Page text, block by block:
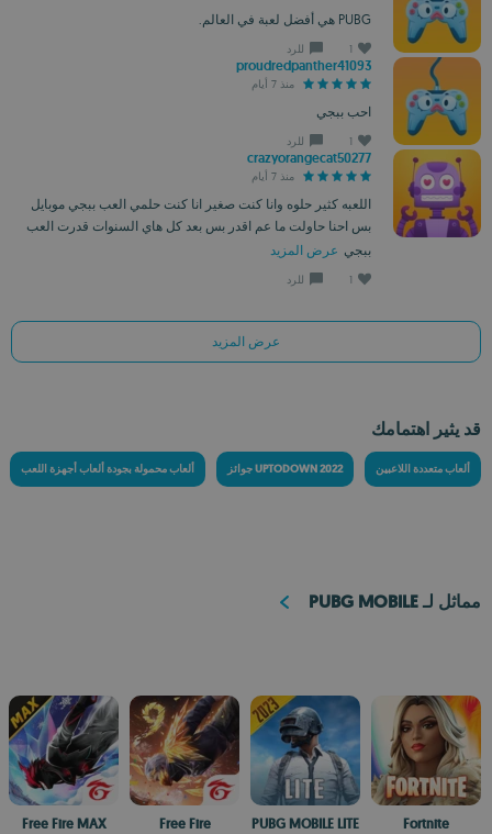
PUBG هي أفضل لعبة في العالم.
1 للرد
proudredpanther41093
منذ 7 أيام
احب ببجي
1 للرد
crazyorangecat50277
منذ 7 أيام
اللعبه كثير حلوه وانا كنت صغير انا كنت حلمي العب ببجي موبايل
بس احنا حاولت ما عم اقدر بس بعد كل هاي السنوات قدرت العب
ببجي عرض المزيد
1 للرد
عرض المزيد
قد يثير اهتمامك
ألعاب متعددة اللاعبين جوائز UPTODOWN 2022 ألعاب محمولة بجودة ألعاب أجهزة اللعب
مماثل لـ PUBG MOBILE
Fortnite
PUBG MOBILE LITE
Free Fire
Free Fire MAX